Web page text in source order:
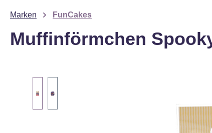
Marken FunCakes
Muffinförmchen